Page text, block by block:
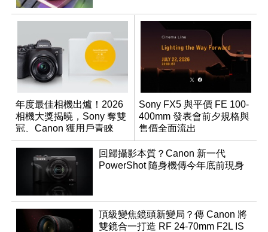
年度最佳相機出爐！2026
相機大獎揭曉，Sony 奪雙
冠、Canon 獲用戶青睞
Sony FX5 與平價 FE 100-
400mm 發表會前夕規格與
售價全面流出
回歸攝影本質？Canon 新一代
PowerShot 隨身機傳今年底前現身
頂級變焦鏡頭新變局？傳 Canon 將
雙鏡合一打造 RF 24-70mm F2L IS